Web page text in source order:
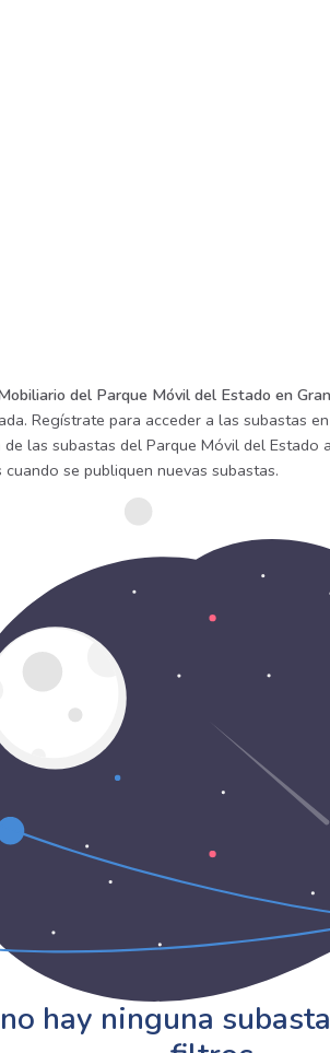
del Parque Móvil del Estado en
Regístrate para acceder a las subastas
las subastas del Parque Móvil del Estado
se publiquen nuevas subastas.
hay ninguna